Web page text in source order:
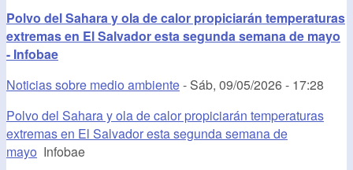
Polvo del Sahara y ola de calor propiciarán temperaturas
extremas en El Salvador esta segunda semana de mayo
- Infobae
Noticias sobre medio ambiente- Sáb, 09/05/2026 - 17:28
Polvo del Sahara y ola de calor propiciarán temperaturas
extremas en El Salvador esta segunda semana de
mayo Infobae